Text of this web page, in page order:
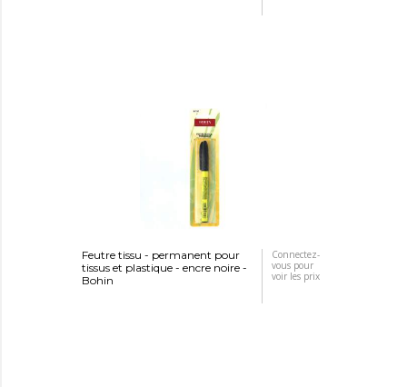
Feutre tissu - permanent pour
tissus et plastique - encre noire -
Bohin
Connectez-
vous pour
voir les prix